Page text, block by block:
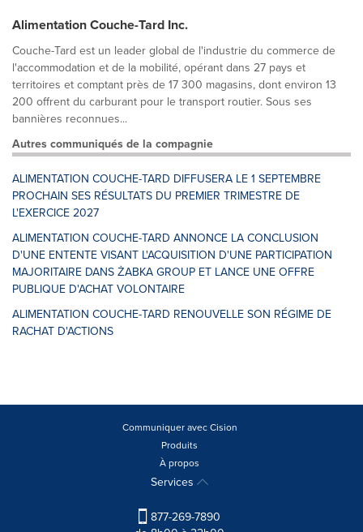
Alimentation Couche-Tard Inc.
Couche-Tard est un leader global de l'industrie du commerce de
l'accommodation et de la mobilité, opérant dans 27 pays et
territoires et comptant près de 17 300 magasins, dont environ 13
200 offrent du carburant pour le transport routier. Sous ses
bannières reconnues...
Autres communiqués de la compagnie
ALIMENTATION COUCHE-TARD DIFFUSERA LE 1 SEPTEMBRE
PROCHAIN SES RÉSULTATS DU PREMIER TRIMESTRE DE
L'EXERCICE 2027
ALIMENTATION COUCHE-TARD ANNONCE LA CONCLUSION
D'UNE ENTENTE VISANT L'ACQUISITION D'UNE PARTICIPATION
MAJORITAIRE DANS ŻABKA GROUP ET LANCE UNE OFFRE
PUBLIQUE D'ACHAT VOLONTAIRE
ALIMENTATION COUCHE-TARD RENOUVELLE SON RÉGIME DE
RACHAT D'ACTIONS
Communiquer avec Cision
Produits
À propos
Services
877-269-7890